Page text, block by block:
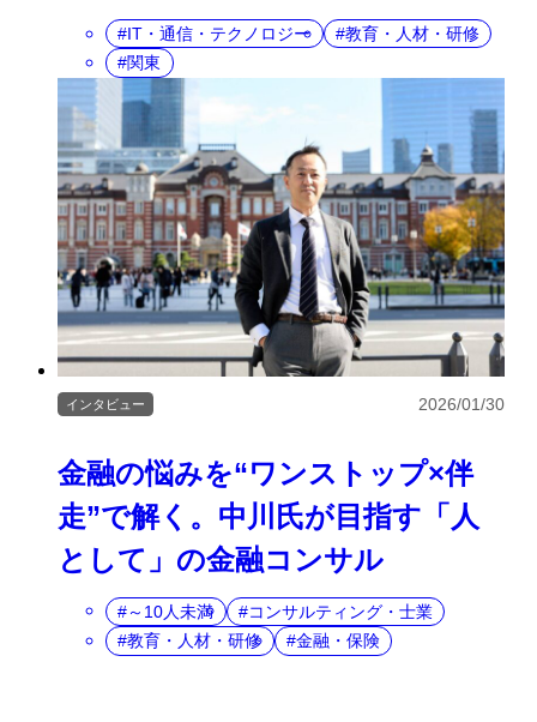
IT・通信・テクノロジー
教育・人材・研修
関東
金融の悩みを“ワンストップ×伴
走”で解く。中川氏が目指す「人
として」の金融コンサル
インタビュー 2026/01/30
～10人未満
コンサルティング・士業
教育・人材・研修
金融・保険